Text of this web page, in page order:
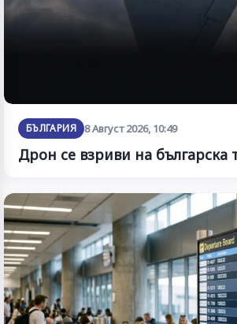
БЪЛГАРИЯ 8 Август 2026, 10:49
Дрон се взриви на българска